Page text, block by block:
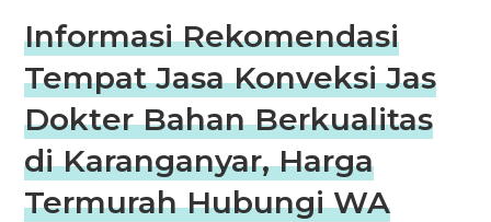
Informasi Rekomendasi
Tempat Jasa Konveksi Jas
Dokter Bahan Berkualitas
di Karanganyar, Harga
Termurah Hubungi WA